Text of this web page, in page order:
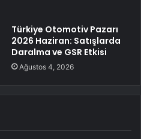
Türkiye Otomotiv Pazarı
2026 Haziran: Satışlarda
Daralma ve GSR Etkisi
Ağustos 4, 2026